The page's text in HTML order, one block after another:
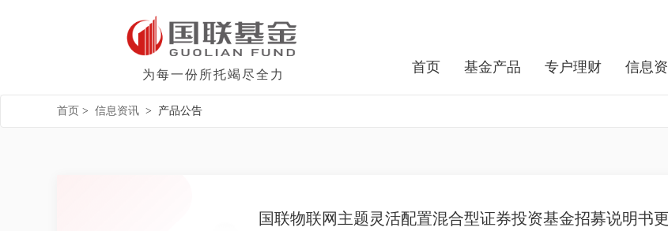
为每一份所托竭尽全力 首页 基金产品 专户理财 信息
首页 > 信息资讯 > 产品公告
国联物联网主题灵活配置混合型证券投资基金招募说明书更